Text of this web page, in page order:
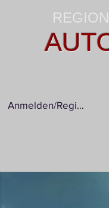
Anmelden/Registrieren